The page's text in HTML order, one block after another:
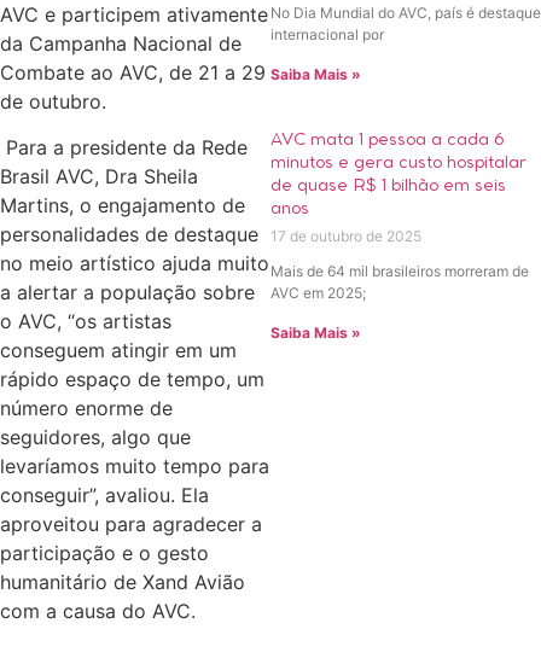
AVC e participem ativamente
da Campanha Nacional de
Combate ao AVC, de 21 a 29
de outubro.
Para a presidente da Rede
Brasil AVC, Dra Sheila
Martins, o engajamento de
personalidades de destaque
no meio artístico ajuda muito
a alertar a população sobre
o AVC, “os artistas
conseguem atingir em um
rápido espaço de tempo, um
número enorme de
seguidores, algo que
levaríamos muito tempo para
conseguir”, avaliou. Ela
aproveitou para agradecer a
participação e o gesto
humanitário de Xand Avião
com a causa do AVC.
No Dia Mundial do AVC, país é destaque
internacional por
Saiba Mais »
AVC mata 1 pessoa a cada 6
minutos e gera custo hospitalar
de quase R$ 1 bilhão em seis
anos
17 de outubro de 2025
Mais de 64 mil brasileiros morreram de
AVC em 2025;
Saiba Mais »